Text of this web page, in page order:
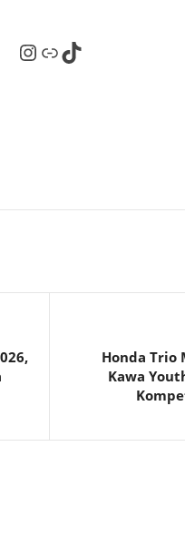
Instagram
Tautan
TikTok
Honda Trio
Kawa